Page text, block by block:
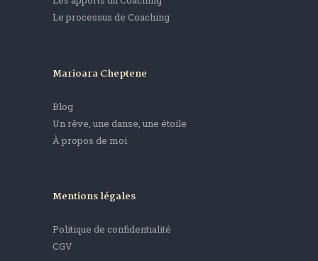
Le processus de Coaching
Marioara Cheptene
Blog
Un rêve, une danse, une étoile
À propos de moi
Mentions légales
Politique de confidentialité
CGV